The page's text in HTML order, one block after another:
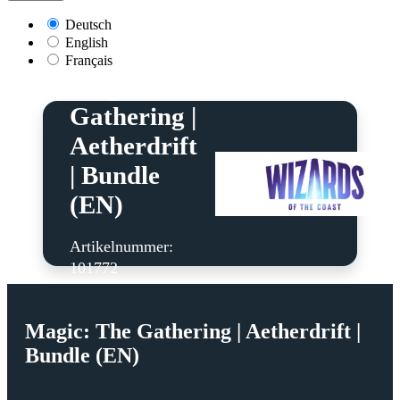
Deutsch
English
Français
Gathering |
Aetherdrift
| Bundle
(EN)
Artikelnummer:
101772
Magic: The Gathering | Aetherdrift |
Bundle (EN)